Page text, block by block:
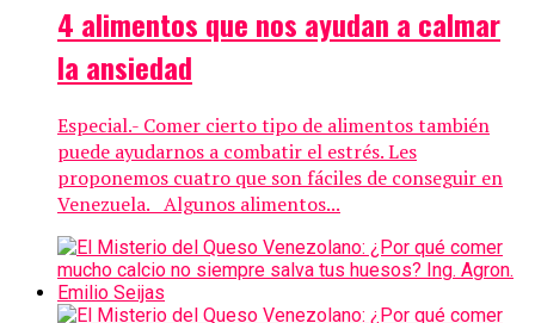
4 alimentos que nos ayudan a calmar
la ansiedad
Especial.- Comer cierto tipo de alimentos también
puede ayudarnos a combatir el estrés. Les
proponemos cuatro que son fáciles de conseguir en
Venezuela. Algunos alimentos...